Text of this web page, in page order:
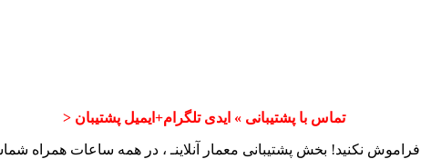
تماس با پشتیبانی » ایدی تلگرام+ایمیل پشتیبان <
فراموش نکنید! بخش پشتیبانی معمار آنلاینـ ، در همه ساعات همراه